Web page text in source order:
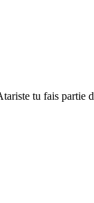
tu fais partie